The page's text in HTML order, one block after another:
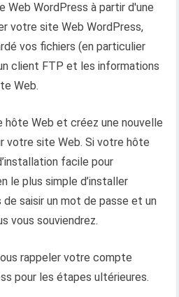
Web WordPress à partir d'une
votre site Web WordPress,
vos fichiers (en particulier
client FTP et les informations
Web.
hôte Web et créez une nouvelle
votre site Web. Si votre hôte
facile pour
le plus simple d’installer
saisir un mot de passe et un
vous souviendrez.
rappeler votre compte
pour les étapes ultérieures.